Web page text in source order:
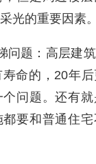
光的重要因素。
问题：高层建
命的，20年
问题。还有
要和普通住